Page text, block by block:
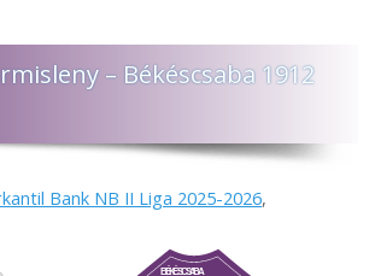
– Békéscsaba 1912
Bank NB II Liga 2025-2026,